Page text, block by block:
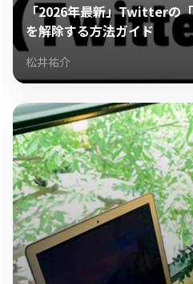
「2026年最新」Twitterの「
を解除する方法ガイド
松井祐介